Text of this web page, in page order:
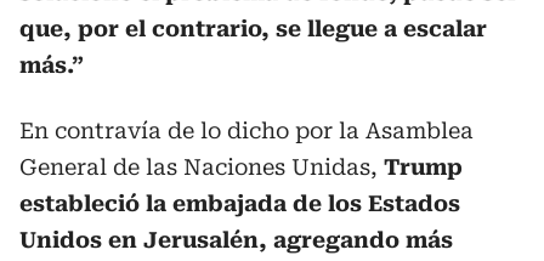
que, por el contrario, se llegue a escalar
más.”
En contravía de lo dicho por la Asamblea
General de las Naciones Unidas, Trump
estableció la embajada de los Estados
Unidos en Jerusalén, agregando más